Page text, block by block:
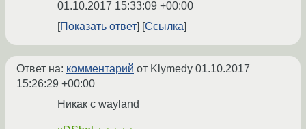
01.10.2017 15:33:09 +00:00
Показать ответ
Ссылка
Ответ на: комментарий от Klymedy 01.10.2017
15:26:29 +00:00
Никак с wayland